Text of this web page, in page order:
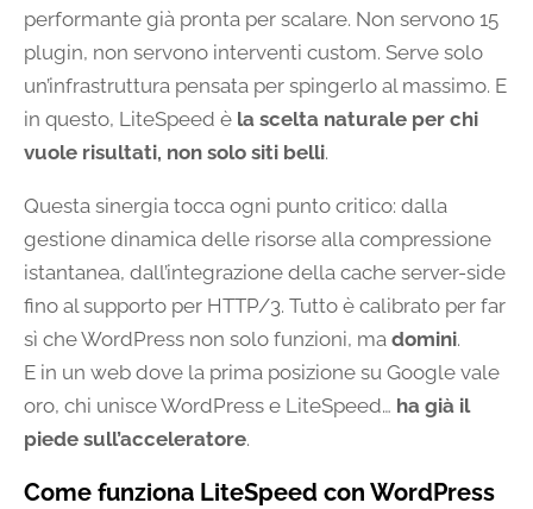
performante già pronta per scalare. Non servono 15
plugin, non servono interventi custom. Serve solo
un’infrastruttura pensata per spingerlo al massimo. E
in questo, LiteSpeed è la scelta naturale per chi
vuole risultati, non solo siti belli.
Questa sinergia tocca ogni punto critico: dalla
gestione dinamica delle risorse alla compressione
istantanea, dall’integrazione della cache server-side
fino al supporto per HTTP/3. Tutto è calibrato per far
sì che WordPress non solo funzioni, ma domini.
E in un web dove la prima posizione su Google vale
oro, chi unisce WordPress e LiteSpeed… ha già il
piede sull’acceleratore.
Come funziona LiteSpeed con WordPress